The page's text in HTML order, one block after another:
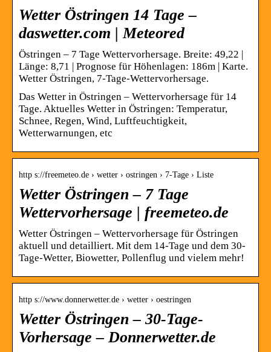
Wetter Östringen 14 Tage –
daswetter.com | Meteored
Östringen – 7 Tage Wettervorhersage. Breite: 49,22 |
Länge: 8,71 | Prognose für Höhenlagen: 186m | Karte.
Wetter Östringen, 7-Tage-Wettervorhersage.
Das Wetter in Östringen – Wettervorhersage für 14
Tage. Aktuelles Wetter in Östringen: Temperatur,
Schnee, Regen, Wind, Luftfeuchtigkeit,
Wetterwarnungen, etc
http s://freemeteo.de › wetter › ostringen › 7-Tage › Liste
Wetter Östringen – 7 Tage
Wettervorhersage | freemeteo.de
Wetter Östringen – Wettervorhersage für Östringen
aktuell und detailliert. Mit dem 14-Tage und dem 30-
Tage-Wetter, Biowetter, Pollenflug und vielem mehr!
http s://www.donnerwetter.de › wetter › oestringen
Wetter Östringen – 30-Tage-
Vorhersage – Donnerwetter.de